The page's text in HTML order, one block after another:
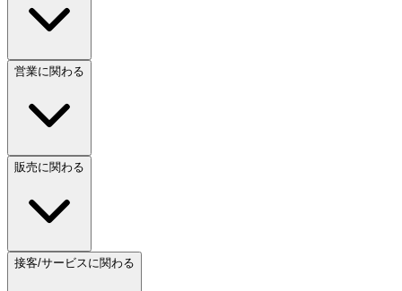
営業に関わる
販売に関わる
接客/サービスに関わる